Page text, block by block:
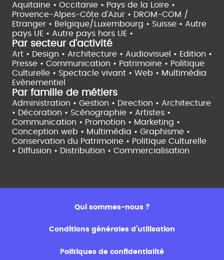
Aquitaine • Occitanie • Pays de la Loire •
Provence-Alpes-Côte d'Azur • DROM-COM /
Etranger • Belgique/Luxembourg • Suisse • Autre
pays UE • Autre pays hors UE •
Par secteur d'activité
Art • Design • Architecture • Audiovisuel • Edition •
Presse • Communication • Patrimoine • Politique
Culturelle • Spectacle vivant • Web • Multimédia
Evènementiel
Par famille de métiers
Administration • Gestion • Direction • Architecture
• Décoration • Scénographie • Artistes •
Communication • Promotion • Marketing •
Conception web • Multimédia • Graphisme •
Conservation du Patrimoine • Politique Culturelle
• Diffusion • Distribution • Commercialisation
Qui sommes-nous ?
Conditions générales d’utilisation
Politiques de confidentialité